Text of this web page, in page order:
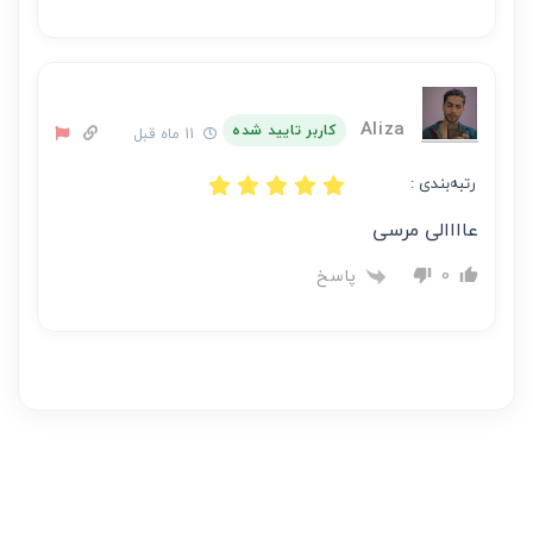
Aliza کاربر تایید شده
رتبه‌بندی :
عاااالی مرسی
0 پاسخ